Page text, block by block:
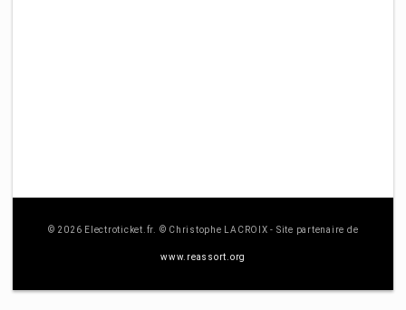
© 2026 Electroticket.fr. © Christophe LACROIX - Site partenaire de
www.reassort.org